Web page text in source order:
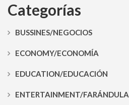
Categorías
BUSSINES/NEGOCIOS
ECONOMY/ECONOMÍA
EDUCATION/EDUCACIÓN
ENTERTAINMENT/FARÁNDULA